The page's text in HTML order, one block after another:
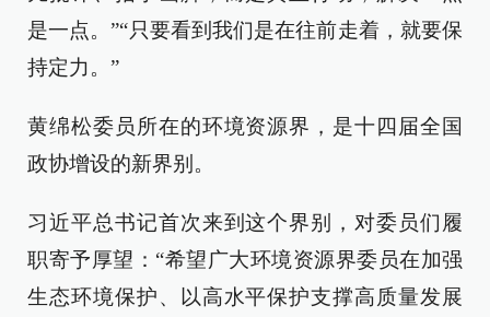
是一点。”“只要看到我们是在往前走着，就要保
持定力。”
黄绵松委员所在的环境资源界，是十四届全国
政协增设的新界别。
习近平总书记首次来到这个界别，对委员们履
职寄予厚望：“希望广大环境资源界委员在加强
生态环境保护、以高水平保护支撑高质量发展